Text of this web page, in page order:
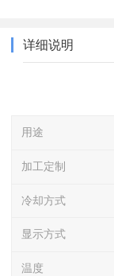
详细说明
用途
加工定制
冷却方式
显示方式
温度